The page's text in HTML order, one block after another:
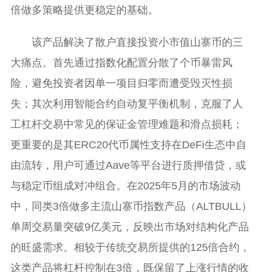
倍做多策略提供更稳定的基础。
该产品解决了散户直接投资小市值山寨币的三
大痛点。首先通过指数化配置分散了个币暴雷风
险，避免投资者因单一项目归零而遭受毁灭性损
失；其次利用智能合约自动复平衡机制，克服了人
工杠杆交易中常见的保证金管理难题和滑点损耗；
更重要的是其ERC20代币属性支持在DeFi生态中自
由流转，用户可通过Aave等平台进行质押借贷，或
与稳定币组成对冲组合。在2025年5月的市场波动
中，同类3倍做多主流山寨币指数产品（ALTBULL）
单周交易量突破9亿美元，反映出市场对结构化产品
的旺盛需求。相较于传统交易所提供的125倍合约，
这类产品将杠杆控制在3倍，既保留了上涨行情的收